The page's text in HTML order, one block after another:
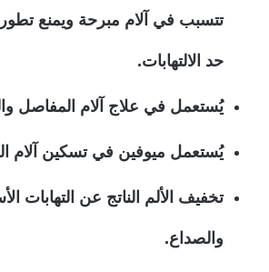
تتسبب في آلام مبرحة ويمنع تطور
حد الالتهابات.
يُستعمل في علاج آلام المفاصل
يُستعمل ميوفين في تسكين آلام
تخفيف الألم الناتج عن التهابات
والصداع.